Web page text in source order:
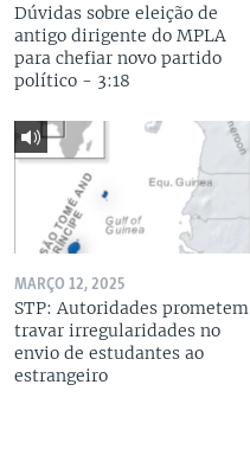
Dúvidas sobre eleição de
antigo dirigente do MPLA
para chefiar novo partido
político - 3:18
MARÇO 12, 2025
STP: Autoridades prometem
travar irregularidades no
envio de estudantes ao
estrangeiro